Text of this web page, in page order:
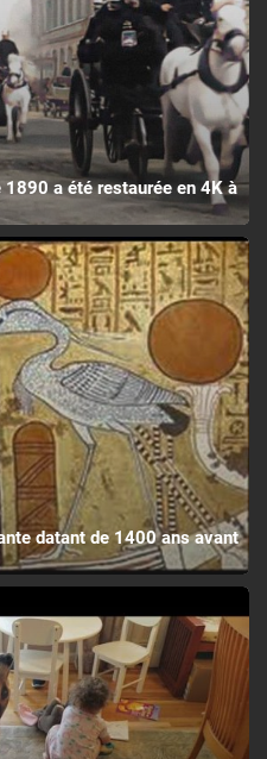
a été restaurée en 4K à
datant de 1400 ans avant